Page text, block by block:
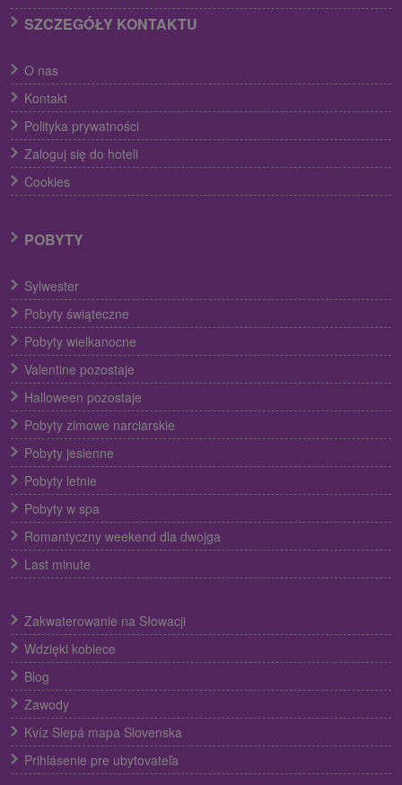
SZCZEGÓŁY KONTAKTU
O nas
Kontakt
Polityka prywatności
Zaloguj się do hoteli
Cookies
POBYTY
Sylwester
Pobyty świąteczne
Pobyty wielkanocne
Valentine pozostaje
Halloween pozostaje
Pobyty zimowe narciarskie
Pobyty jesienne
Pobyty letnie
Pobyty w spa
Romantyczny weekend dla dwojga
Last minute
Zakwaterowanie na Słowacji
Wdzięki kobiece
Blog
Zawody
Kvíz Slepá mapa Slovenska
Prihlásenie pre ubytovateľa